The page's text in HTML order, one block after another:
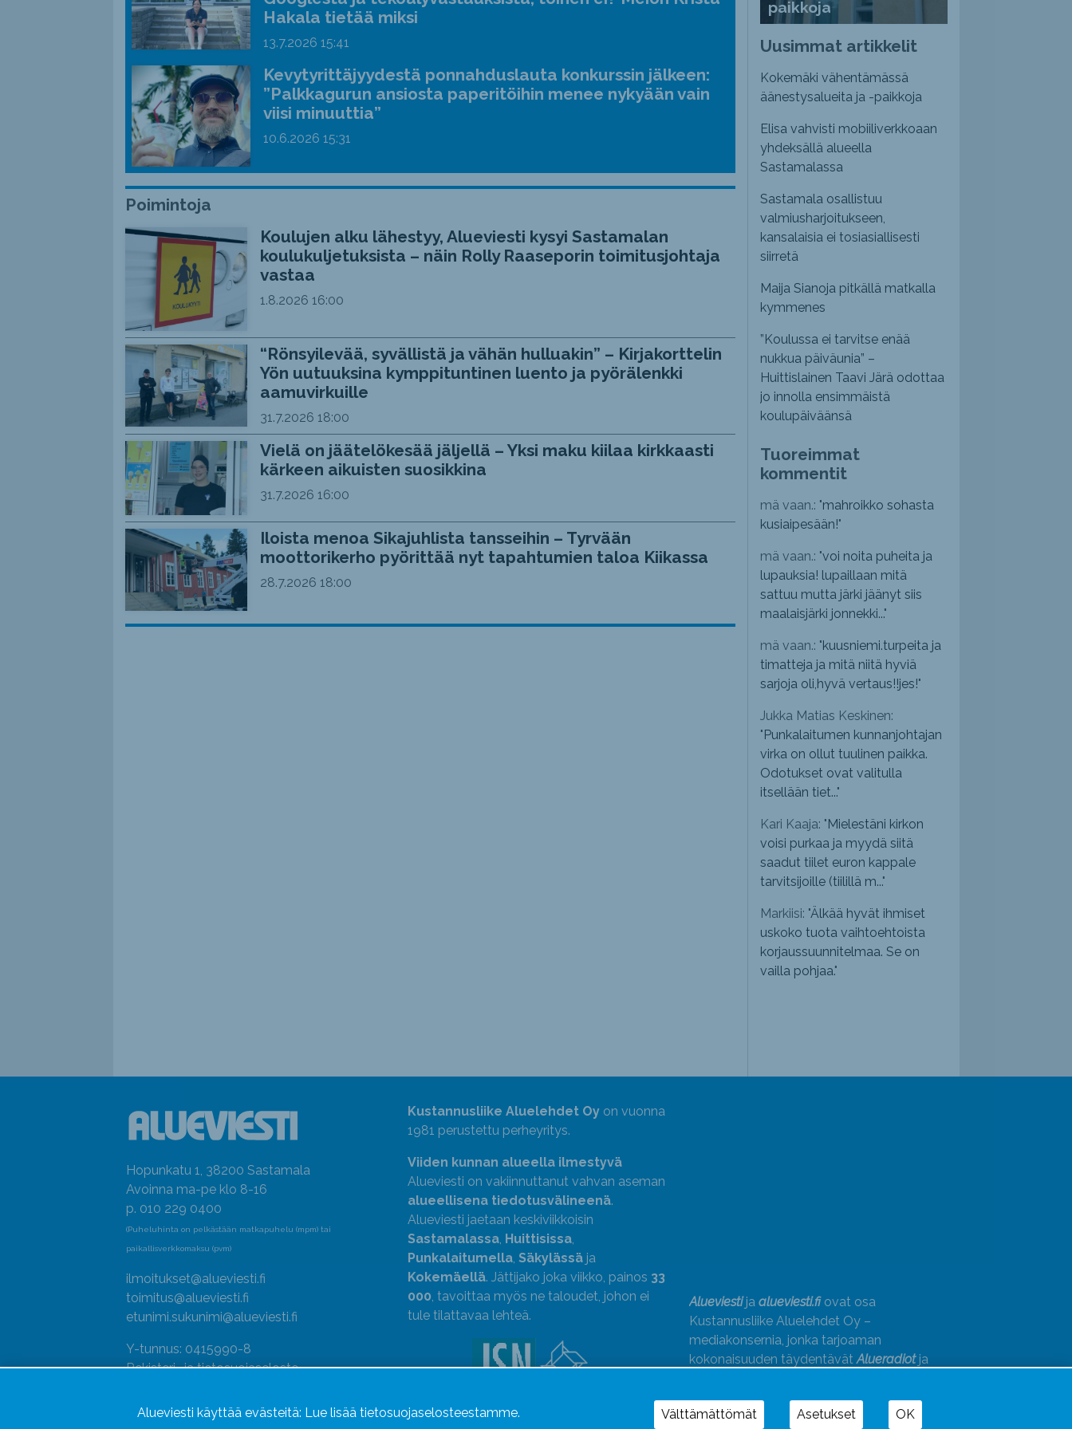
äänenvoimakkuutta
pienemmäksi.
Hakala tietää miksi
13.7.2026 15:41
Kevytyrittäjyydestä ponnahduslauta konkurssin jälkeen:
”Palkkagurun ansiosta paperitöihin menee nykyään vain
viisi minuuttia”
10.6.2026 15:31
Poimintoja
Koulujen alku lähestyy, Alueviesti kysyi Sastamalan
koulukuljetuksista – näin Rolly Raaseporin toimitusjohtaja
vastaa
1.8.2026 16:00
“Rönsyilevää, syvällistä ja vähän hulluakin” – Kirjakorttelin
Yön uutuuksina kymppituntinen luento ja pyörälenkki
aamuvirkuille
31.7.2026 18:00
Vielä on jäätelökesää jäljellä – Yksi maku kiilaa kirkkaasti
kärkeen aikuisten suosikkina
31.7.2026 16:00
Iloista menoa Sikajuhlista tansseihin – Tyrvään
moottorikerho pyörittää nyt tapahtumien taloa Kiikassa
28.7.2026 18:00
paikkoja
Uusimmat artikkelit
Kokemäki vähentämässä
äänestysalueita ja -paikkoja
Elisa vahvisti mobiiliverkkoaan
yhdeksällä alueella
Sastamalassa
Sastamala osallistuu
valmiusharjoitukseen,
kansalaisia ei tosiasiallisesti
siirretä
Maija Sianoja pitkällä matkalla
kymmenes
”Koulussa ei tarvitse enää
nukkua päiväunia” –
Huittislainen Taavi Järä odottaa
jo innolla ensimmäistä
koulupäiväänsä
Tuoreimmat
kommentit
mä vaan.: "mahroikko sohasta
kusiaipesään!"
mä vaan.: "voi noita puheita ja
lupauksia! lupaillaan mitä
sattuu mutta järki jäänyt siis
maalaisjärki jonnekki..."
mä vaan.: "kuusniemi.turpeita ja
timatteja ja mitä niitä hyviä
sarjoja oli,hyvä vertaus!!jes!"
Jukka Matias Keskinen:
" Punkalaitumen kunnanjohtajan
virka on ollut tuulinen paikka.
Odotukset ovat valitulla
itsellään tiet..."
Kari Kaaja: " Mielestäni kirkon
voisi purkaa ja myydä siitä
saadut tiilet euron kappale
tarvitsijoille (tiilillä m..."
Markiisi: "Älkää hyvät ihmiset
uskoko tuota vaihtoehtoista
korjaussuunnitelmaa. Se on
vailla pohjaa."
Hopunkatu 1, 38200 Sastamala
Avoinna ma-pe klo 8-16
p. 010 229 0400
(Puheluhinta on pelkästään matkapuhelu (mpm) tai
paikallisverkkomaksu (pvm)
ilmoitukset@alueviesti.fi
toimitus@alueviesti.fi
etunimi.sukunimi@alueviesti.fi
Y-tunnus: 0415990-8
Rekisteri- ja tietosuojaseloste
Seuraa meitä
Kustannusliike Aluelehdet Oyon vuonna
1981 perustettu perheyritys.
Viiden kunnan alueella ilmestyvä
Alueviesti on vakiinnuttanut vahvan aseman
alueellisena tiedotusvälineenä.
Alueviesti jaetaan keskiviikkoisin
Sastamalassa, Huittisissa,
Punkalaitumella, Säkylässäja
Kokemäellä. Jättijako joka viikko, painos 33
000, tavoittaa myös ne taloudet, johon ei
tule tilattavaa lehteä.
Uutismedian Liiton jäsen. Noudatamme
Alueviestija alueviesti.fiovat osa
Kustannusliike Aluelehdet Oy –
mediakonsernia, jonka tarjoaman
kokonaisuuden täydentävätAlueradiotja
Alueviesti käyttää evästeitä: Lue lisää tietosuojaselosteestamme. Välttämättömät Asetukset OK